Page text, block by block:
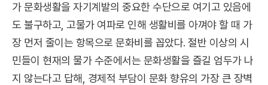
가 문화생활을 자기계발의 중요한 수단으로 여기고 있음에
도 불구하고, 고물가 여파로 인해 생활비를 아껴야 할 때 가
장 먼저 줄이는 항목으로 문화비를 꼽았다. 절반 이상의 시
민들이 현재의 물가 수준에서는 문화생활을 즐길 엄두가 나
지 않는다고 답해, 경제적 부담이 문화 향유의 가장 큰 장벽